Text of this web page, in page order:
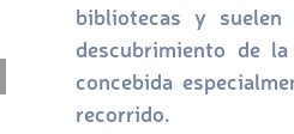
bibliotecas y
descubrimiento de
concebida
recorrido.